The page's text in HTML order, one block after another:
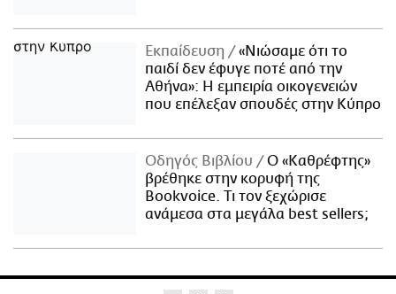
Εκπαίδευση
«Νιώσαμε ότι το
παιδί δεν έφυγε ποτέ από την
Αθήνα»: Η εμπειρία οικογενειών
που επέλεξαν σπουδές στην Κύπρο
Οδηγός Βιβλίου
Ο «Καθρέφτης»
βρέθηκε στην κορυφή της
Bookvoice. Τι τον ξεχώρισε
ανάμεσα στα μεγάλα best sellers;